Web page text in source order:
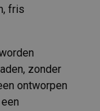
fris
zonder
ontworpen